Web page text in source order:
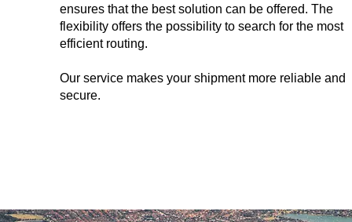
ensures that the best solution can be offered. The
flexibility offers the possibility to search for the most
efficient routing.
Our service makes your shipment more reliable and
secure.